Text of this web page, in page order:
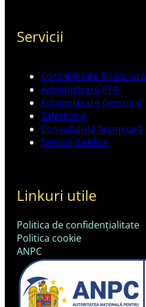
Servicii
Contabilitate financiară
Administrare PFA
Administrare personal
Salarizare
Consultanță financiară
Servicii juridice
Linkuri utile
Politica de confidențialitate
Politica cookie
ANPC